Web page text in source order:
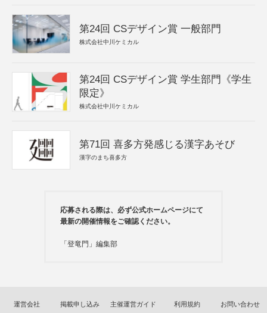
第24回 CSデザイン賞 一般部門
株式会社中川ケミカル
第24回 CSデザイン賞 学生部門《学生
限定》
株式会社中川ケミカル
第71回 喜多方発感じる漢字あそび
漢字のまち喜多方
応募される際は、必ず公式ホームページにて
最新の開催情報をご確認ください。
「登竜門」編集部
運営会社 掲載申し込み 主催運営ガイド 利用規約 お問い合わせ